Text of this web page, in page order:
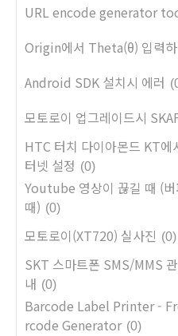
URL encode generator
Origin에서 Theta(θ) 입력하
Android SDK 설치시 에러
모토로이 업그레이드시
HTC 터치 다이아몬드 KT에
터넷 설정 (0)
Youtube 영상이 끊길 때 (버
때) (0)
모토로이(XT720) 실사진 (0)
SKT 스마트폰 SMS/MMS
내 (0)
Barcode Label Printer -
rcode Generator (0)